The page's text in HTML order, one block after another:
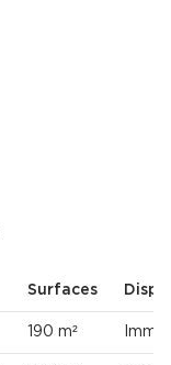
Surfaces
190 m²